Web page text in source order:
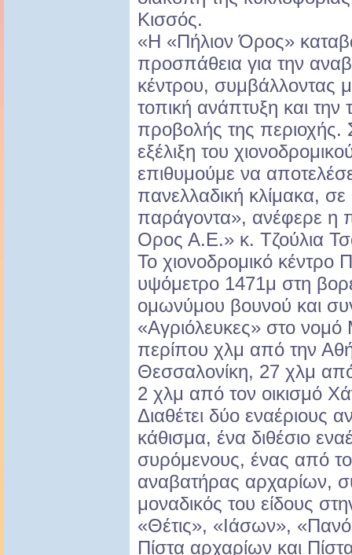
Κισσός.
«Η «Πήλιον Όρος»
προσπάθεια για την
κέντρου, συμβάλλοντας
τοπική ανάπτυξη και την
προβολής της περιοχής.
εξέλιξη του
επιθυμούμε να
πανελλαδική κλίμακα,
παράγοντα», ανέφερε η
Ορος Α.Ε.» κ. Τζούλια
Το χιονοδρομικό κέντρο
υψόμετρο 1471μ στη
ομωνύμου βουνού και
«Αγριόλευκες» στο
περίπου χλμ από την
Θεσσαλονίκη, 27 χλμ
2 χλμ από τον οικισμό
Διαθέτει δύο εναέριους
κάθισμα, ένα διθέσιο
συρόμενους, ένας από
αναβατήρας αρχαρίων,
μοναδικός του είδους
«Θέτις», «Ιάσων»,
Πίστα αρχαρίων και